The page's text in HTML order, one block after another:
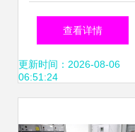
皮黄疸检测仪 智能
制造赋能精准医疗
查看详情
更新时间：2026-08-06
06:51:24